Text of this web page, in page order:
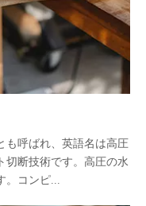
も呼ばれ、英語名は高圧
切断技術です。高圧の水
。コンピ...